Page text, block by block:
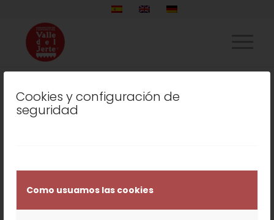
Cookies y configuración de
seguridad
Como usuamos las cookies
LISTADO DE LA ETIQUETA:
COOPERATIVA NUESTROS PRODUCTOS